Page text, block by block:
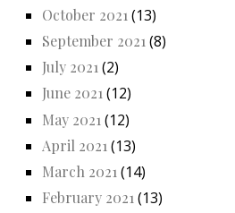
October 2021 (13)
September 2021 (8)
July 2021 (2)
June 2021(12)
May 2021 (12)
April 2021 (13)
March 2021 (14)
February 2021 (13)